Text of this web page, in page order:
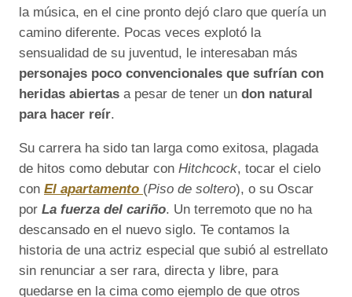
la música, en el cine pronto dejó claro que quería un
camino diferente. Pocas veces explotó la
sensualidad de su juventud, le interesaban más
personajes poco convencionales que sufrían con
heridas abiertas a pesar de tener un don natural
para hacer reír.
Su carrera ha sido tan larga como exitosa, plagada
de hitos como debutar con Hitchcock, tocar el cielo
con El apartamento (Piso de soltero), o su Oscar
por La fuerza del cariño. Un terremoto que no ha
descansado en el nuevo siglo. Te contamos la
historia de una actriz especial que subió al estrellato
sin renunciar a ser rara, directa y libre, para
quedarse en la cima como ejemplo de que otros